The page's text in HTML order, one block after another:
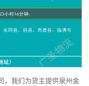
我们为货主提供泉州金